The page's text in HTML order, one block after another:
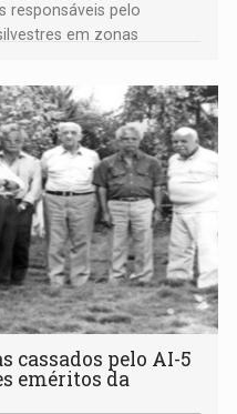
responsáveis pelo
em zonas
cassados pelo AI-5
eméritos da